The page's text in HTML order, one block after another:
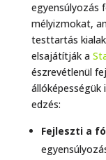
egyensúlyozás
mélyizmokat,
testtartás
elsajátítják a
észrevétlenül
állóképességük
edzés:
Fejleszti a